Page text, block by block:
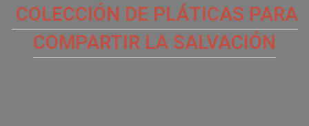
COLECCIÓN DE PLÁTICAS PARA
COMPARTIR LA SALVACIÓN